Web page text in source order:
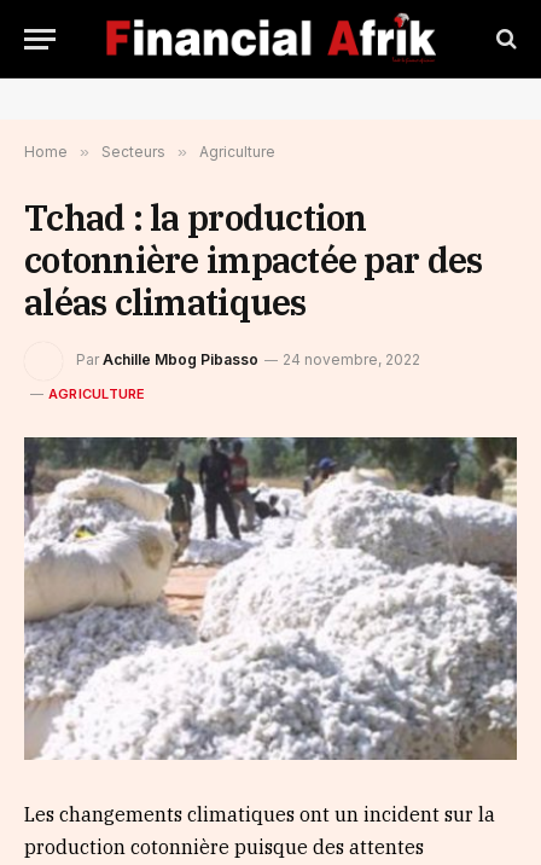
Home » Secteurs » Agriculture
Tchad : la production
cotonnière impactée par des
aléas climatiques
Par Achille Mbog Pibasso 24 novembre, 2022
AGRICULTURE
Les changements climatiques ont un incident sur la
production cotonnière puisque des attentes